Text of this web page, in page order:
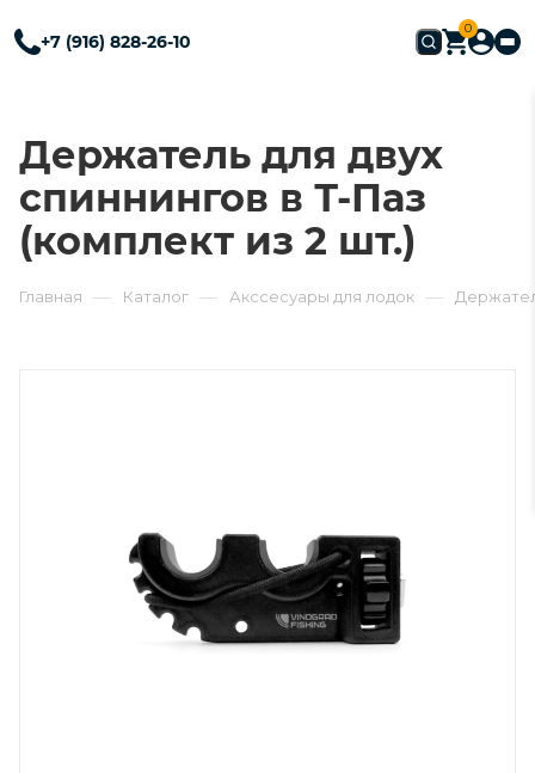
+7 (916) 828-26-10
0
Держатель для двух
спиннингов в Т-Паз
(комплект из 2 шт.)
Главная — Каталог — Акссесуары для лодок —